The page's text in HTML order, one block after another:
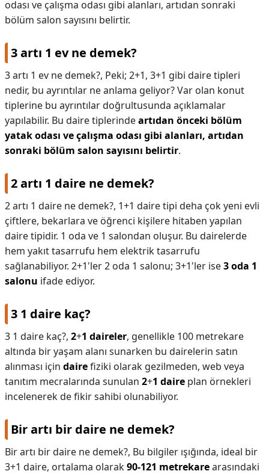
İLETİŞİM
odası ve çalışma odası gibi alanları, artıdan sonraki
bölüm salon sayısını belirtir.
3 artı 1 ev ne demek?
3 artı 1 ev ne demek?, Peki; 2+1, 3+1 gibi daire tipleri
nedir, bu ayrıntılar ne anlama geliyor? Var olan konut
tiplerine bu ayrıntılar doğrultusunda açıklamalar
yapılabilir. Bu daire tiplerindeartıdan önceki bölüm
yatak odası ve çalışma odası gibi alanları, artıdan
sonraki bölüm salon sayısını belirtir.
2 artı 1 daire ne demek?
2 artı 1 daire ne demek?, 1+1 daire tipi deha çok yeni evli
çiftlere, bekarlara ve öğrenci kişilere hitaben yapılan
daire tipidir. 1 oda ve 1 salondan oluşur. Bu dairelerde
hem yakıt tasarrufu hem elektrik tasarrufu
sağlanabiliyor. 2+1'ler 2 oda 1 salonu; 3+1'ler ise3 oda 1
salonu ifade ediyor.
3 1 daire kaç?
3 1 daire kaç?, 2+1 daireler, genellikle 100 metrekare
altında bir yaşam alanı sunarken bu dairelerin satın
alınması için dairefiziki olarak gezilmeden, web veya
tanıtım mecralarında sunulan 2+1 daire plan örnekleri
incelenerek de fikir sahibi olunabiliyor.
Bir artı bir daire ne demek?
Bir artı bir daire ne demek?, Bu bilgiler ışığında, ideal bir
3+1 daire, ortalama olarak90-121 metrekarearasındaki